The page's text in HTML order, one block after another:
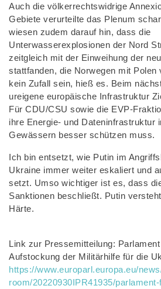
Auch die völkerrechtswidrige
Gebiete verurteilte das Plenum
wiesen zudem darauf hin, dass die
Unterwasserexplosionen der Nord
zeitgleich mit der Einweihung der
stattfanden, die Norwegen mit Polen
kein Zufall sein, hieß es. Beim
ureigene europäische Infrastruktur
Für CDU/CSU sowie die EVP-
ihre Energie- und Dateninfrastruktur
Gewässern besser schützen muss.
Ich bin entsetzt, wie Putin im
Ukraine immer weiter eskaliert und
setzt. Umso wichtiger ist es, dass
Sanktionen beschließt. Putin
Härte.
Link zur Pressemitteilung:
Aufstockung der Militärhilfe für die
https://www.europarl.europa.eu/
room/20220930IPR41935/